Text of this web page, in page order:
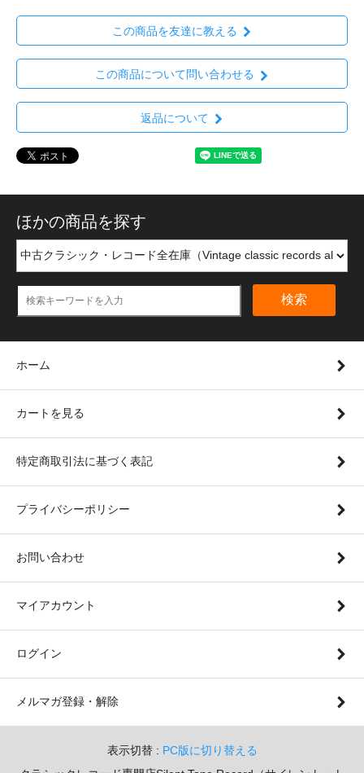
この商品を友達に教える
この商品について問い合わせる
返品について
ほかの商品を探す
検索
ホーム
カートを見る
特定商取引法に基づく表記
プライバシーポリシー
お問い合わせ
マイアカウント
ログイン
メルマガ登録・解除
表示切替 : PC版に切り替える